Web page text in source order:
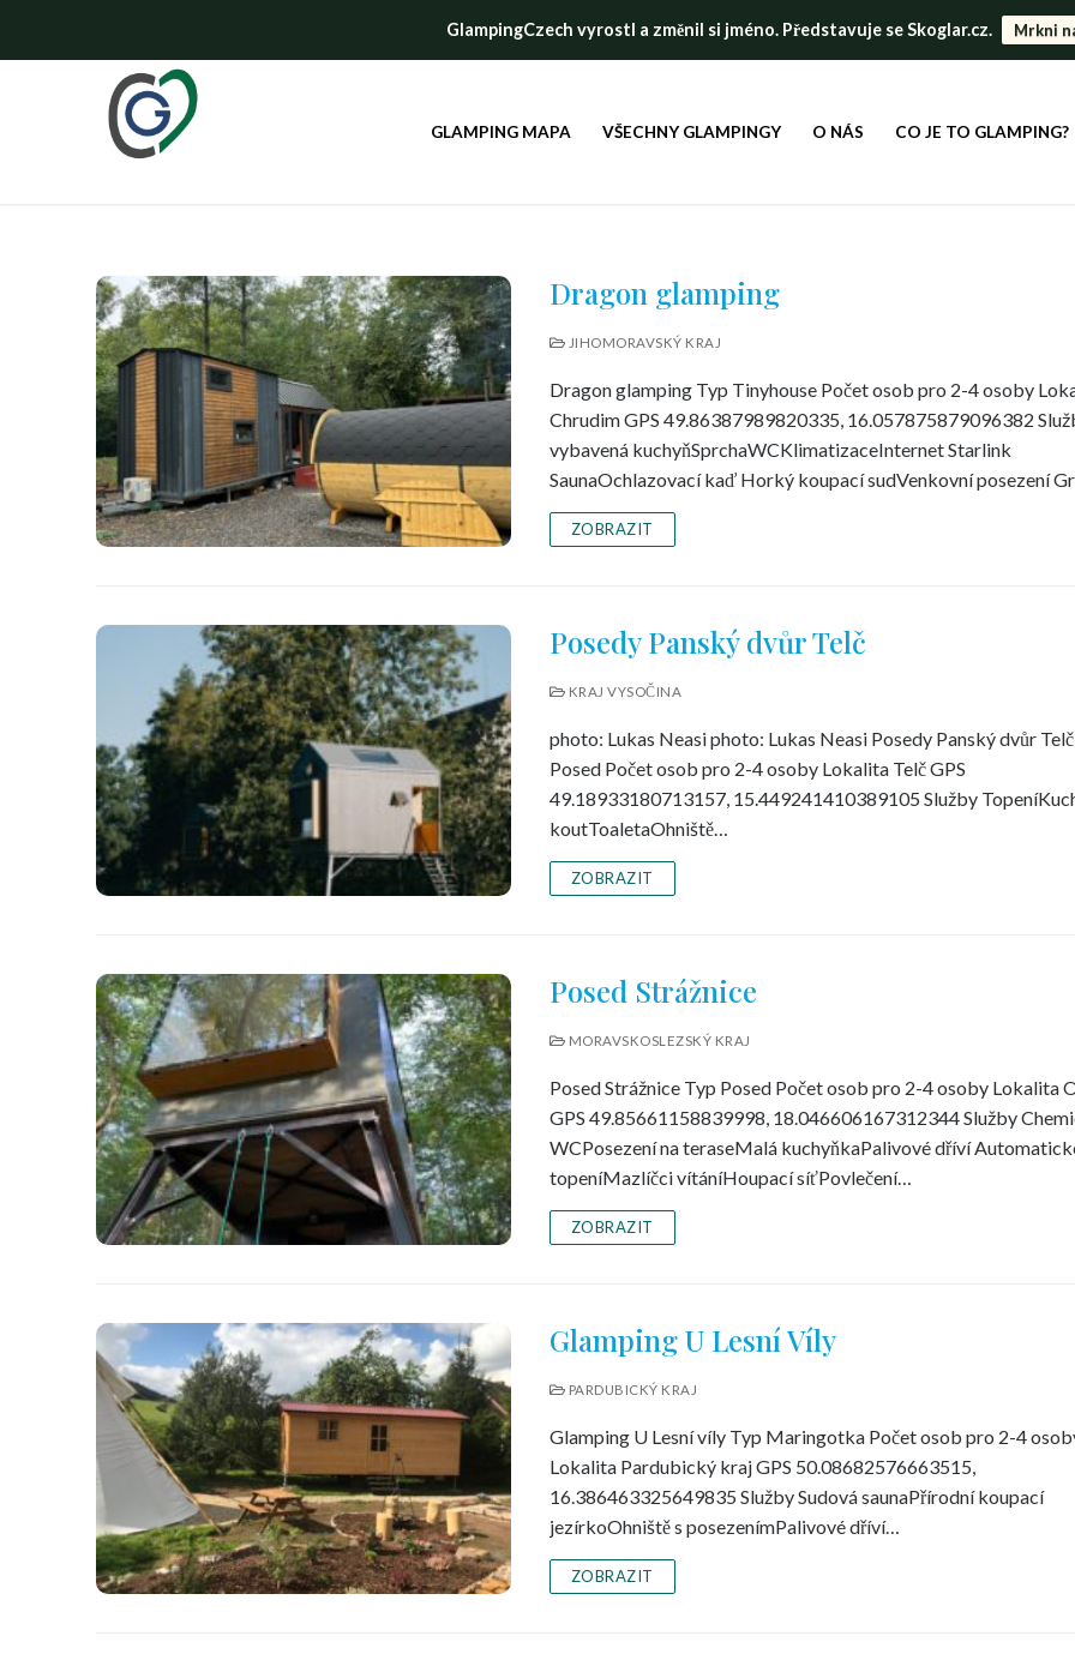
GlampingCzech vyrostl a změnil si jméno. Představuje se Skoglar.cz. Mrkni
GLAMPING MAPA VŠECHNY GLAMPINGY O NÁS CO JE TO GLAMPING?
Dragon glamping
JIHOMORAVSKÝ KRAJ
Dragon glamping Typ Tinyhouse Počet osob pro 2-4 osoby
Chrudim GPS 49.86387989820335, 16.057875879096382
vybavená kuchyňSprchaWCKlimatizaceInternet Starlink
SaunaOchlazovací kaď Horký koupací sudVenkovní posezení
ZOBRAZIT
Posedy Panský dvůr Telč
KRAJ VYSOČINA
photo: Lukas Neasi photo: Lukas Neasi Posedy Panský dvůr
Posed Počet osob pro 2-4 osoby Lokalita Telč GPS
49.18933180713157, 15.449241410389105 Služby
koutToaletaOhniště…
ZOBRAZIT
Posed Strážnice
MORAVSKOSLEZSKÝ KRAJ
Posed Strážnice Typ Posed Počet osob pro 2-4 osoby Lokalita
GPS 49.85661158839998, 18.046606167312344 Služby
WCPosezení na teraseMalá kuchyňkaPalivové dříví
topeníMazlíčci vítáníHoupací síťPovlečení…
ZOBRAZIT
Glamping U Lesní Víly
PARDUBICKÝ KRAJ
Glamping U Lesní víly Typ Maringotka Počet osob pro 2-4
Lokalita Pardubický kraj GPS 50.08682576663515,
16.386463325649835 Služby Sudová saunaPřírodní koupací
jezírkoOhniště s posezenímPalivové dříví…
ZOBRAZIT